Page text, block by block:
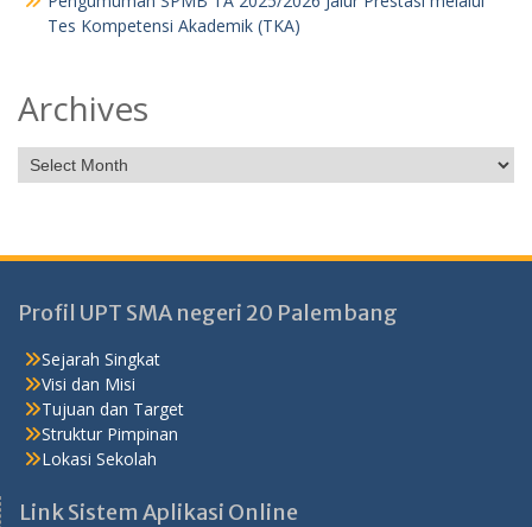
Tes Kompetensi Akademik (TKA)
Archives
Profil UPT SMA negeri 20 Palembang
Sejarah Singkat
Visi dan Misi
Tujuan dan Target
Struktur Pimpinan
Lokasi Sekolah
Link Sistem Aplikasi Online